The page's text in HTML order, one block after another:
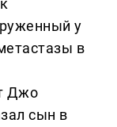
у
в
Джо
сын в